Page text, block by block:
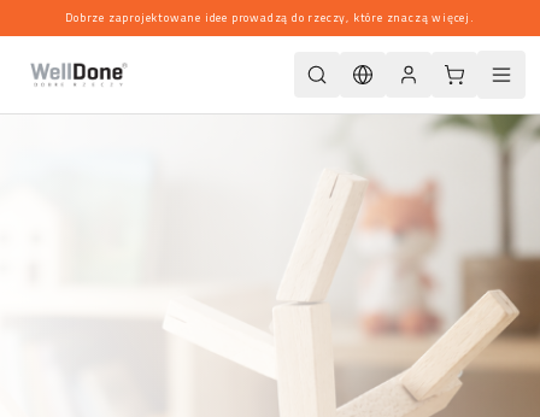
Dobrze zaprojektowane idee prowadzą do rzeczy, które znaczą więcej.